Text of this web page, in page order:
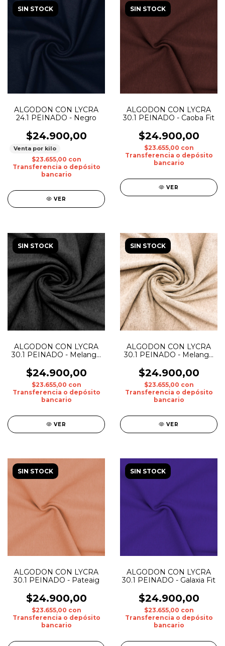
SIN STOCK
ALGODON CON LYCRA
24.1 PEINADO - Negro
$24.900,00
Venta por kilo
$23.655,00 con
Transferencia o depósito
bancario
VER
SIN STOCK
ALGODON CON LYCRA
30.1 PEINADO - Caoba Fit
$24.900,00
$23.655,00 con
Transferencia o depósito
bancario
VER
SIN STOCK
ALGODON CON LYCRA
30.1 PEINADO - Melange
$24.900,00
$23.655,00 con
Transferencia o depósito
bancario
VER
SIN STOCK
ALGODON CON LYCRA
30.1 PEINADO - Melange
$24.900,00
$23.655,00 con
Transferencia o depósito
bancario
VER
SIN STOCK
ALGODON CON LYCRA
30.1 PEINADO - Pateaig
$24.900,00
$23.655,00 con
Transferencia o depósito
bancario
SIN STOCK
ALGODON CON LYCRA
30.1 PEINADO - Galaxia Fit
$24.900,00
$23.655,00 con
Transferencia o depósito
bancario